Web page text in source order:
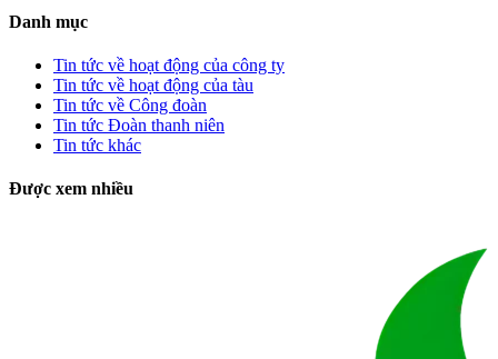
Danh mục
Tin tức về hoạt động của công ty
Tin tức về hoạt động của tàu
Tin tức về Công đoàn
Tin tức Đoàn thanh niên
Tin tức khác
Được xem nhiều